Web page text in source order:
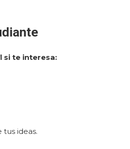
si te interesa:
tus ideas.